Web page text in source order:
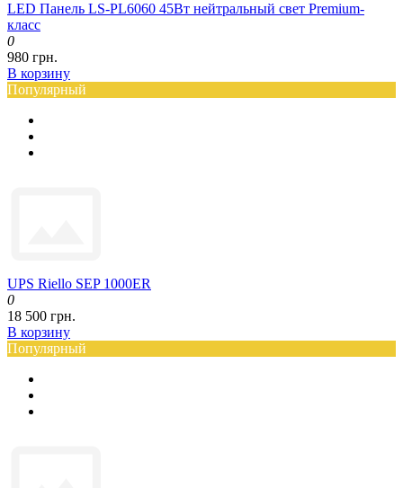
LED Панель LS-PL6060 45Вт нейтральный свет Premium-
класс
0
980 грн.
В корзину
Популярный
UPS Riello SEP 1000ER
0
18 500 грн.
В корзину
Популярный